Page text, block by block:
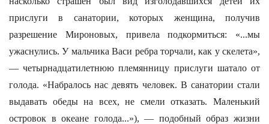
прислуги в санатории, которых женщина, получив
разрешение Мироновых, привела подкормиться: «...мы
ужаснулись. У мальчика Васи ребра торчали, как у скелета»,
— четырнадцатилетнюю племянницу прислуги шатало от
голода. «Набралось нас девять человек. В санатории стали
выдавать обеды на всех, не смели отказать. Маленький
островок в океане голода...»), — подобный образ жизни